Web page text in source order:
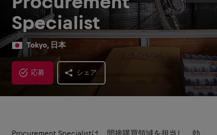
Specialist
Tokyo, 日本
応募 シェア
Procurement Specialistは、間接購買領域を担当し、効